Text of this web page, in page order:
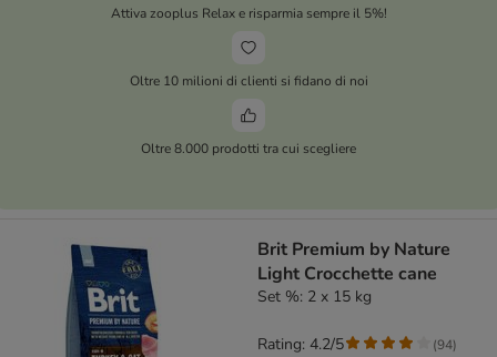
Attiva zooplus Relax e risparmia sempre il 5%!
Oltre 10 milioni di clienti si fidano di noi
Oltre 8.000 prodotti tra cui scegliere
Brit Premium by Nature
Light Crocchette cane
Set %: 2 x 15 kg
Rating: 4.2/5 (94)